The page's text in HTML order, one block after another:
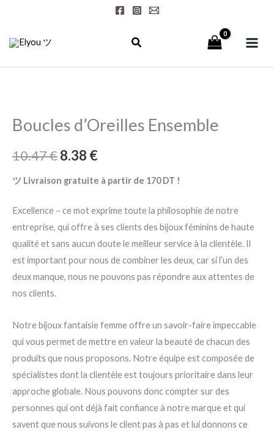
contenu
Boucles d’Oreilles Ensemble
10.47€8.38 €
ツ Livraison gratuite à partir de 170 DT !
Excellence – ce mot exprime toute la philosophie de notre
entreprise, qui offre à ses clients des bijoux féminins de haute
qualité et sans aucun doute le meilleur service à la clientèle. Il
est important pour nous de combiner les deux, car si l’un des
deux manque, nous ne pouvons pas répondre aux attentes de
nos clients.
Notre bijoux fantaisie femme offre un savoir-faire impeccable
qui vous permet de mettre en valeur la beauté de chacun des
produits que nous proposons. Notre équipe est composée de
spécialistes dont la clientèle est toujours prioritaire dans leur
approche globale. Nous pouvons donc compter sur des
personnes qui ont déjà fait confiance à notre marque et qui
savent que nous suivons le client pas à pas et lui donnons ce
Boucles
Ensemble